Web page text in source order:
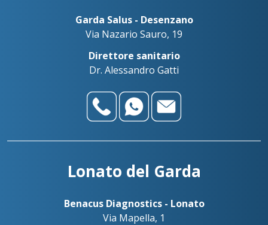
Garda Salus - Desenzano
Via Nazario Sauro, 19
Direttore sanitario
Dr. Alessandro Gatti
Lonato del Garda
Benacus Diagnostics - Lonato
Via Mapella, 1